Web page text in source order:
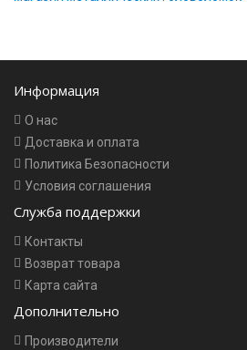
Информация
О нас
Доставка и оплата
Политика Безопасности
Условия соглашения
Служба поддержки
Контакты
Возврат товара
Карта сайта
Дополнительно
Производители